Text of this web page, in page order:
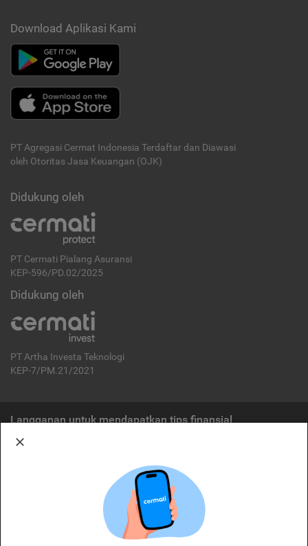
Download Aplikasi Kami
PT Agregasi Cermat Indonesia Terdaftar dan Diawasi
oleh Otoritas Jasa Keuangan (OJK)
Didukung oleh
PT Cermati Pialang Asuransi
KEP-596/PD.02/2025
Didukung oleh
PT Artha Investa Teknologi
KEP-7/PM.21/2021
Langganan untuk mendapatkan tips finansial
Cermati merupakan penyelenggara agregasi jasa keuangan yang terdaftar di
OJK. Oleh karena itu, produk dan/atau layanan jasa keuangan yang
ditawarkan bukan merupakan produk dan/atau layanan jasa keuangan yang
diterbitkan oleh Cermati dan Cermati tidak bertanggung jawab atas tuntutan